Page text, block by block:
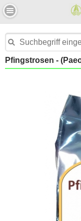
Pfingstrosen -